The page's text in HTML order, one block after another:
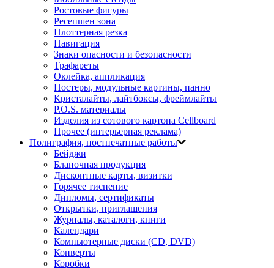
Ростовые фигуры
Ресепшен зона
Плоттерная резка
Навигация
Знаки опасности и безопасности
Трафареты
Оклейка, аппликация
Постеры, модульные картины, панно
Кристалайты, лайтбоксы, фреймлайты
P.O.S. материалы
Изделия из сотового картона Cellboard
Прочее (интерьерная реклама)
Полиграфия, постпечатные работы
Бейджи
Бланочная продукция
Дисконтные карты, визитки
Горячее тиснение
Дипломы, сертификаты
Открытки, приглашения
Журналы, каталоги, книги
Календари
Компьютерные диски (CD, DVD)
Конверты
Коробки